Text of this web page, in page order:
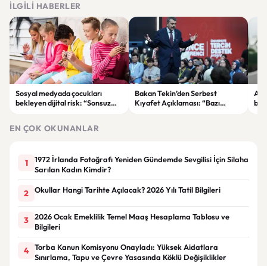
İLGILI HABERLER
Sosyal medyada çocukları
bekleyen dijital risk: “Sonsuz
Bakan Tekin’den Serbest
Kıyafet Açıklaması: “Bazı
EN ÇOK OKUNANLAR
1
1972 İrlanda Fotoğrafı Yeniden Gündemde Sevgilisi İçin Silaha
Sarılan Kadın Kimdir?
2 Okullar Hangi Tarihte Açılacak? 2026 Yılı Tatil Bilgileri
3
2026 Ocak Emeklilik Temel Maaş Hesaplama Tablosu ve
Bilgileri
4
Torba Kanun Komisyonu Onayladı: Yüksek Aidatlara
Sınırlama, Tapu ve Çevre Yasasında Köklü Değişiklikler